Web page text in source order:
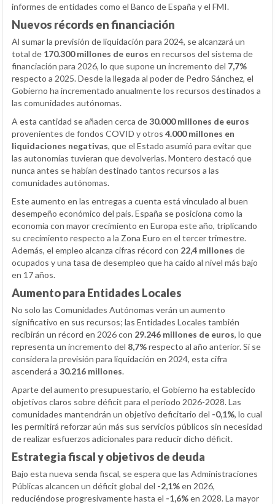
informes de entidades como el Banco de España y el FMI.
Nuevos récords en financiación
Al sumar la previsión de liquidación para 2024, se alcanzará un
total de 170.300 millones de euros en recursos del sistema de
financiación para 2026, lo que supone un incremento del 7,7%
respecto a 2025. Desde la llegada al poder de Pedro Sánchez, el
Gobierno ha incrementado anualmente los recursos destinados a
las comunidades autónomas.
A esta cantidad se añaden cerca de30.000 millones de euros
provenientes de fondos COVID y otros 4.000 millones en
liquidaciones negativas, que el Estado asumió para evitar que
las autonomías tuvieran que devolverlas. Montero destacó que
nunca antes se habían destinado tantos recursos a las
comunidades autónomas.
Este aumento en las entregas a cuenta está vinculado al buen
desempeño económico del país. España se posiciona como la
economía con mayor crecimiento en Europa este año, triplicando
su crecimiento respecto a la Zona Euro en el tercer trimestre.
Además, el empleo alcanza cifras récord con 22,4 millones de
ocupados y una tasa de desempleo que ha caído al nivel más bajo
en 17 años.
Aumento para Entidades Locales
No solo las Comunidades Autónomas verán un aumento
significativo en sus recursos; las Entidades Locales también
recibirán un récord en 2026 con 29.246 millones de euros, lo que
representa un incremento del 8,7%respecto al año anterior. Si se
considera la previsión para liquidación en 2024, esta cifra
ascenderá a 30.216 millones.
Aparte del aumento presupuestario, el Gobierno ha establecido
objetivos claros sobre déficit para el periodo 2026-2028. Las
comunidades mantendrán un objetivo deficitario del -0,1%, lo cual
les permitirá reforzar aún más sus servicios públicos sin necesidad
de realizar esfuerzos adicionales para reducir dicho déficit.
Estrategia fiscal y objetivos de deuda
Bajo esta nueva senda fiscal, se espera que las Administraciones
Públicas alcancen un déficit global del -2,1%en 2026,
reduciéndose progresivamente hasta el -1,6%en 2028. La mayor